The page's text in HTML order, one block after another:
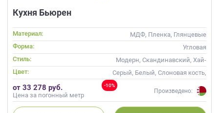
Кухня Бьюрен
Материал:
МДФ, Пленка, Глянцевые
Форма:
Угловая
Стиль:
Модерн, Скандинавский, Хай-
тек, Современные
Цвет:
Серый, Белый, Слоновая кость,
Кремовый, Капучино
-10%
от 33 278 руб.
Цена за погонный метр
Произведено: